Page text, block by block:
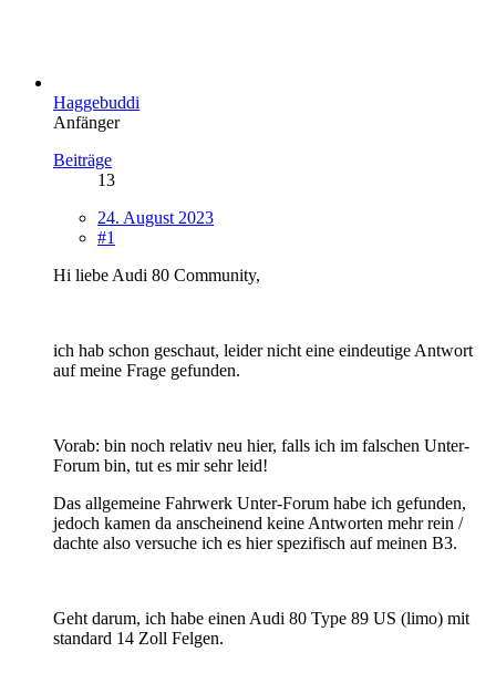
Haggebuddi
Anfänger
Beiträge
13
24. August 2023
#1
Hi liebe Audi 80 Community,
ich hab schon geschaut, leider nicht eine eindeutige Antwort
auf meine Frage gefunden.
Vorab: bin noch relativ neu hier, falls ich im falschen Unter-
Forum bin, tut es mir sehr leid!
Das allgemeine Fahrwerk Unter-Forum habe ich gefunden,
jedoch kamen da anscheinend keine Antworten mehr rein /
dachte also versuche ich es hier spezifisch auf meinen B3.
Geht darum, ich habe einen Audi 80 Type 89 US (limo) mit
standard 14 Zoll Felgen.